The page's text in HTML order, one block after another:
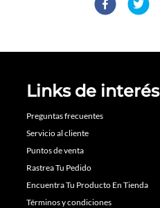
Links de interés
Preguntas frecuentes
Servicio al cliente
Puntos de venta
Rastrea Tu Pedido
Encuentra Tu Producto En Tienda
Términos y condiciones